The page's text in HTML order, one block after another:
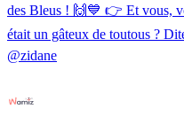
des Bleus ! 🙌💙 👉 Et vous,
était un gâteux de toutous ?
@zidane